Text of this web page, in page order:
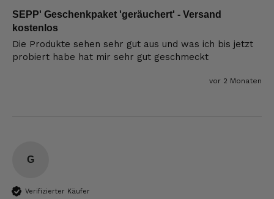
SEPP' Geschenkpaket 'geräuchert' - Versand
kostenlos
Die Produkte sehen sehr gut aus und was ich bis jetzt
probiert habe hat mir sehr gut geschmeckt
vor 2 Monaten
G
Verifizierter Käufer